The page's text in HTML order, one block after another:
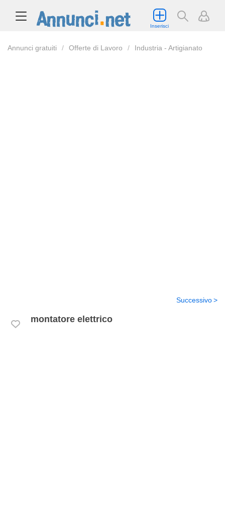
Inserisci
Annunci gratuiti Offerte di Lavoro Industria - Artigianato
montatore elettrico
Successivo